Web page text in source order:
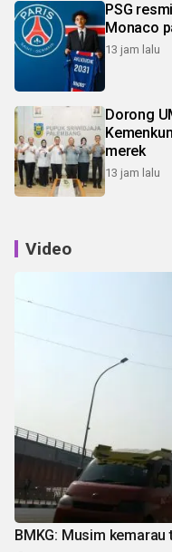
PSG
Monaco
13 jam lalu
Dorong
merek
13 jam lalu
Video
BMKG: Musim